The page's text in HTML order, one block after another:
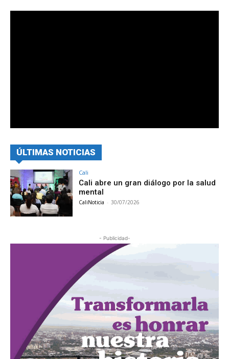
ÚLTIMAS NOTICIAS
Cali
Cali abre un gran diálogo por la salud
mental
CaliNoticia - 30/07/2026
- Publicidad-